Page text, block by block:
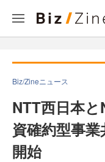
Biz/Zineニュース
NTT西日本
資確約型事
開始